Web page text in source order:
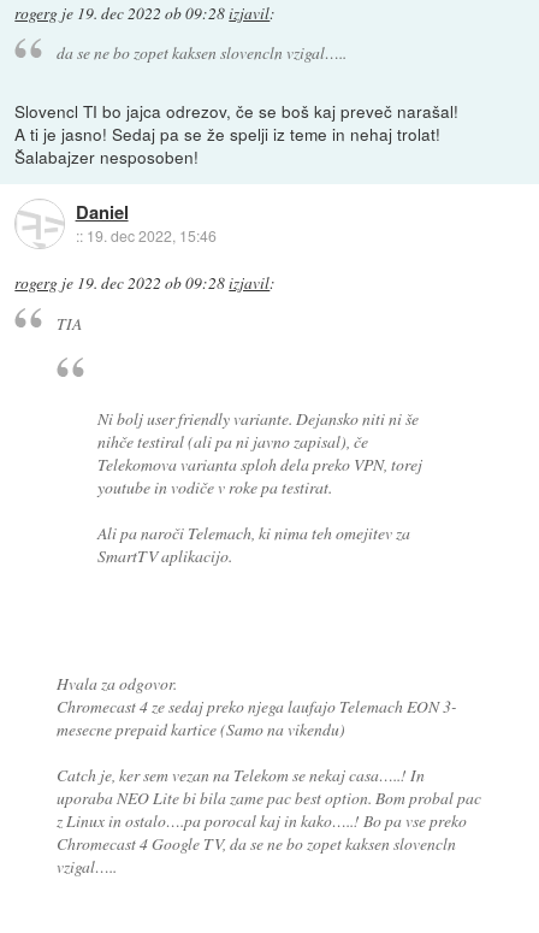
rogerg je 19. dec 2022 ob 09:28izjavil:
da se ne bo zopet kaksen slovencln vzigal…..
Slovencl TI bo jajca odrezov, če se boš kaj preveč narašal!
A ti je jasno! Sedaj pa se že spelji iz teme in nehaj trolat!
Šalabajzer nesposoben!
Daniel
:: 19. dec 2022, 15:46
rogerg je 19. dec 2022 ob 09:28izjavil:
TIA
Ni bolj user friendly variante. Dejansko niti ni še
nihče testiral (ali pa ni javno zapisal), če
Telekomova varianta sploh dela preko VPN, torej
youtube in vodiče v roke pa testirat.
Ali pa naroči Telemach, ki nima teh omejitev za
SmartTV aplikacijo.
Hvala za odgovor.
Chromecast 4 ze sedaj preko njega laufajo Telemach EON 3-
mesecne prepaid kartice (Samo na vikendu)
Catch je, ker sem vezan na Telekom se nekaj casa…..! In
uporaba NEO Lite bi bila zame pac best option. Bom probal pac
z Linux in ostalo….pa porocal kaj in kako…..! Bo pa vse preko
Chromecast 4 Google TV, da se ne bo zopet kaksen slovencln
vzigal…..